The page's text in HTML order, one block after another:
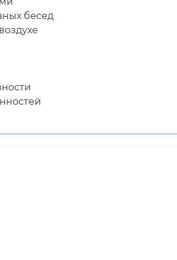
бесед